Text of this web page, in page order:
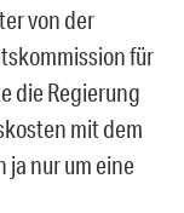
von der
für
die Regierung
mit dem
nur um eine